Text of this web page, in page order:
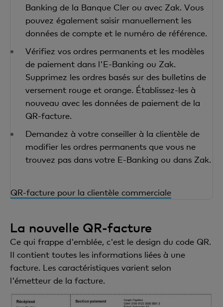
Banking de la Banque Cler ou avec Zak. Vous
pouvez également saisir manuellement les
données de compte et le numéro de référence.
Vérifiez vos ordres permanents et les modèles
de paiement dans l'E-Banking ou Zak.
Supprimez les ordres basés sur des bulletins de
versement rouge et orange. Établissez-les à
nouveau avec les données de paiement de la
QR-facture.
Demandez à votre conseiller à la clientèle de
modifier les ordres permanents que vous ne
trouvez pas dans votre E-Banking ou dans Zak.
QR-facture pour la clientèle commerciale
La nouvelle QR-facture
Ce qui frappe d'emblée, c'est le design du code QR.
Il contient toutes les informations liées à une
facture. Les caractéristiques varient selon
l'émetteur de la facture.